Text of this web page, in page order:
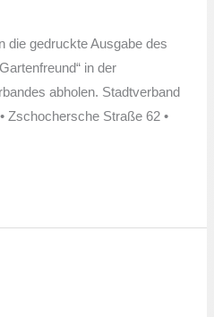
die gedruckte Ausgabe des
in der
abholen. Stadtverband
Zschochersche Straße 62 •